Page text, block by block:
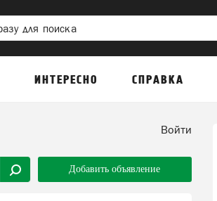
ИНТЕРЕСНО СПРАВКА
Войти
Добавить объявление